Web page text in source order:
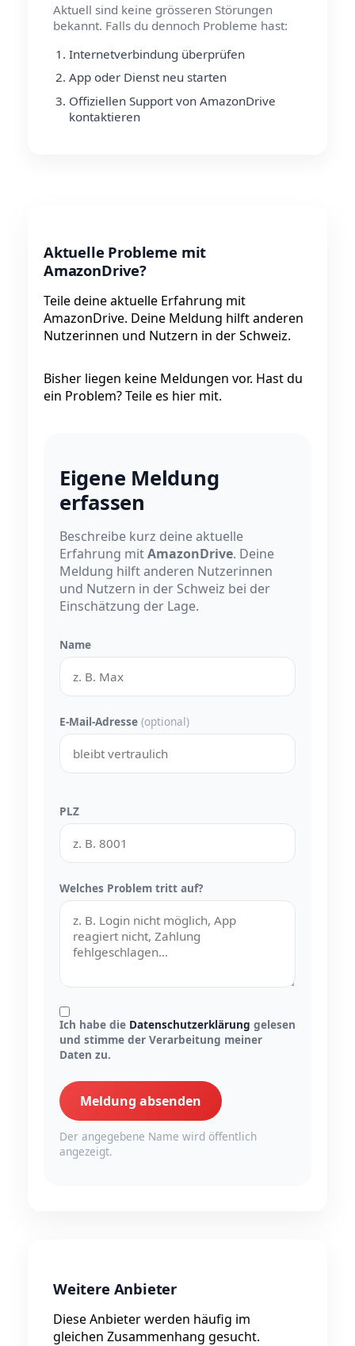
Aktuell sind keine grösseren Störungen
bekannt. Falls du dennoch Probleme hast:
Internetverbindung überprüfen
App oder Dienst neu starten
Offiziellen Support von AmazonDrive
kontaktieren
Aktuelle Probleme mit
AmazonDrive?
Teile deine aktuelle Erfahrung mit
AmazonDrive. Deine Meldung hilft anderen
Nutzerinnen und Nutzern in der Schweiz.
Bisher liegen keine Meldungen vor. Hast du
ein Problem? Teile es hier mit.
Eigene Meldung
erfassen
Beschreibe kurz deine aktuelle
Erfahrung mitAmazonDrive. Deine
Meldung hilft anderen Nutzerinnen
und Nutzern in der Schweiz bei der
Einschätzung der Lage.
Name
E-Mail-Adresse (optional)
PLZ
Welches Problem tritt auf?
Ich habe die Datenschutzerklärung gelesen
und stimme der Verarbeitung meiner
Daten zu.
Meldung absenden
Der angegebene Name wird öffentlich
angezeigt.
Weitere Anbieter
Diese Anbieter werden häufig im
gleichen Zusammenhang gesucht.